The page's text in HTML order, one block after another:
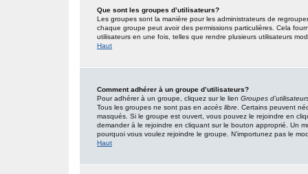
Que sont les groupes d’utilisateurs?
Les groupes sont la manière pour les administrateurs de
chaque groupe peut avoir des permissions particulières. Cela
utilisateurs en une fois, telles que rendre plusieurs utilisateurs
Haut
Comment adhérer à un groupe d’utilisateurs?
Pour adhérer à un groupe, cliquez sur le lien Groupes
Tous les groupes ne sont pas en accès libre . Certains peuvent
masqués. Si le groupe est ouvert, vous pouvez le rejoindre en
demander à le rejoindre en cliquant sur le bouton approprié. Un
pourquoi vous voulez rejoindre le groupe. N’importunez pas le
Haut